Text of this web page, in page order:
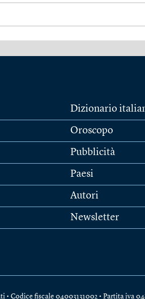
Dizionario
Oroscopo
Pubblicità
Paesi
Autori
Newsletter
Codice fiscale 04003131002 • Partita iva